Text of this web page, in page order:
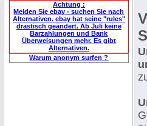
Achtung :
Meiden Sie ebay - suchen Sie nach
Alternativen. ebay hat seine "rules"
drastisch geändert. Ab Juli keine
Barzahlungen und Bank
Überweisungen mehr. Es gibt
Alternativen.
Warum anonym surfen ?